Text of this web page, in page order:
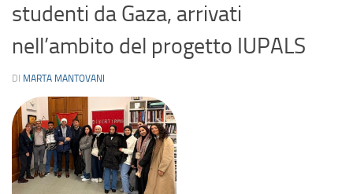
studenti da Gaza, arrivati
nell’ambito del progetto IUPALS
DI MARTA MANTOVANI